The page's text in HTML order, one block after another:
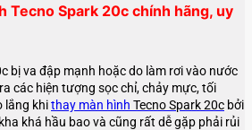
Tecno Spark 20c chính hãng, uy
bị va đập mạnh hoặc do làm rơi vào nước
các hiện tượng sọc chỉ, chảy mực, tối
lắng khithay màn hình Tecno Spark 20c bởi
khá hầu bao và cũng rất dễ gặp phải rủi